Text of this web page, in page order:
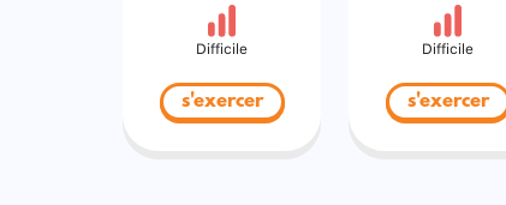
Difficile
s'exercer
Difficile
s'exercer